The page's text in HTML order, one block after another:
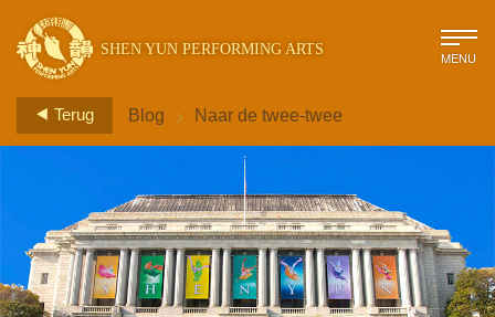
SHEN YUN PERFORMING ARTS MENU
Terug Blog > Naar de twee-twee